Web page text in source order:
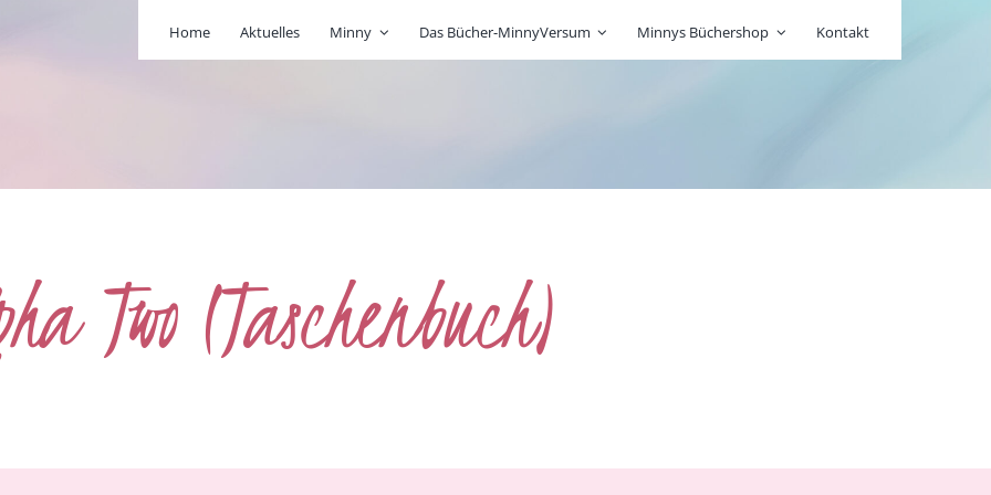
Home Aktuelles Minny Das Bücher-MinnyVersum Minnys Büchershop Kontakt
Two (Taschenbuch)